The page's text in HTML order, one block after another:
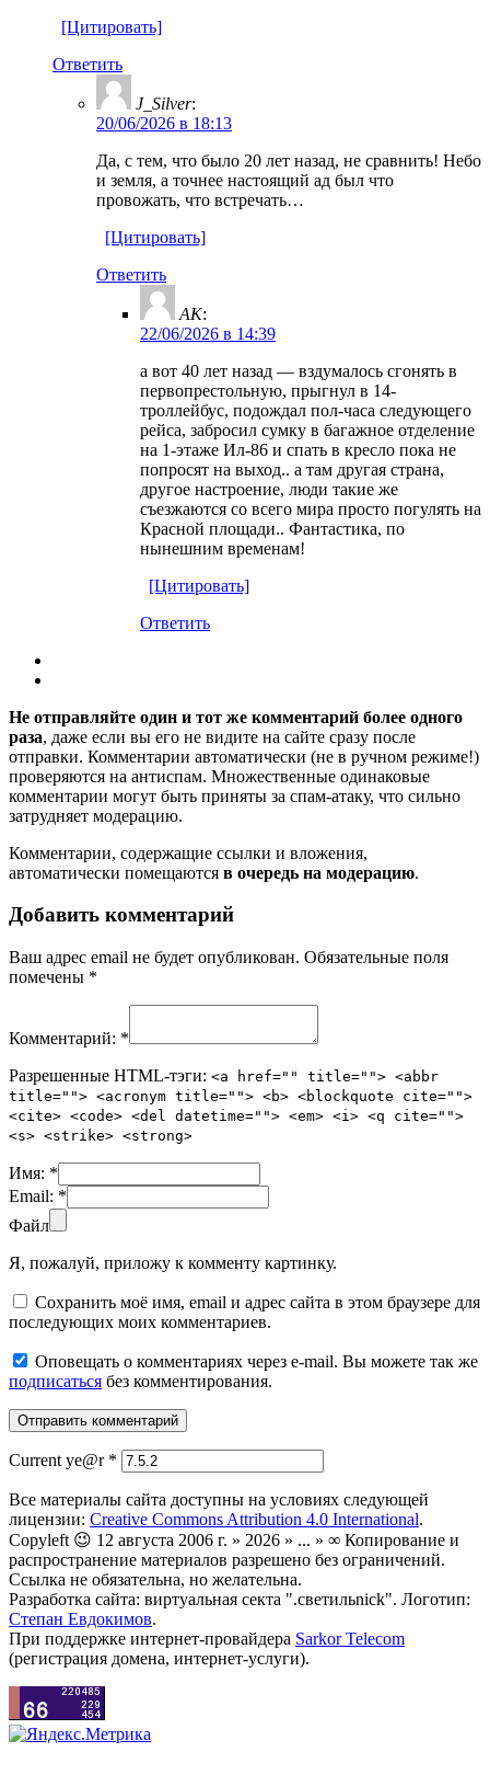
[Цитировать]
Ответить
J_Silver:
20/06/2026 в 18:13
Да, с тем, что было 20 лет назад, не сравнить! Небо
и земля, а точнее настоящий ад был что
провожать, что встречать…
[Цитировать]
Ответить
AK:
22/06/2026 в 14:39
а вот 40 лет назад — вздумалось сгонять в
первопрестольную, прыгнул в 14-
троллейбус, подождал пол-часа следующего
рейса, забросил сумку в багажное отделение
на 1-этаже Ил-86 и спать в кресло пока не
попросят на выход.. а там другая страна,
другое настроение, люди такие же
съезжаются со всего мира просто погулять на
Красной площади.. Фантастика, по
нынешним временам!
[Цитировать]
Ответить
Не отправляйте один и тот же комментарий более одного
раза, даже если вы его не видите на сайте сразу после
отправки. Комментарии автоматически (не в ручном режиме!)
проверяются на антиспам. Множественные одинаковые
комментарии могут быть приняты за спам-атаку, что сильно
затрудняет модерацию.
Комментарии, содержащие ссылки и вложения,
автоматически помещаются в очередь на модерацию.
Добавить комментарий
Ваш адрес email не будет опубликован. Обязательные поля
помечены *
Комментарий: *
Разрешенные HTML-тэги: <a href="" title=""> <abbr
title=""> <acronym title=""> <b> <blockquote cite="">
<cite> <code> <del datetime=""> <em> <i> <q cite="">
<s> <strike> <strong>
Имя: *
Email: *
Файл
Я, пожалуй, приложу к комменту картинку.
Сохранить моё имя, email и адрес сайта в этом браузере для
последующих моих комментариев.
Оповещать о комментариях через e-mail. Вы можете так же
подписаться без комментирования.
Current ye@r *
Все материалы сайта доступны на условиях следующей
лицензии: Creative Commons Attribution 4.0 International.
Copyleft 😉 12 августа 2006 г. » 2026 » ... » ∞ Копирование и
распространение материалов разрешено без ограничений.
Ссылка не обязательна, но желательна.
Разработка сайта: виртуальная секта ".светильnick". Логотип:
Степан Евдокимов.
При поддержке интернет-провайдера Sarkor Telecom
(регистрация домена, интернет-услуги).